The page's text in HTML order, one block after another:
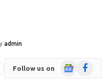
admin
Follow us on
GoogleFacebook